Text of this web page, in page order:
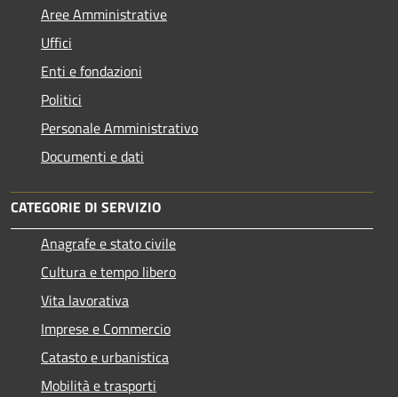
Aree Amministrative
Uffici
Enti e fondazioni
Politici
Personale Amministrativo
Documenti e dati
CATEGORIE DI SERVIZIO
Anagrafe e stato civile
Cultura e tempo libero
Vita lavorativa
Imprese e Commercio
Catasto e urbanistica
Mobilità e trasporti